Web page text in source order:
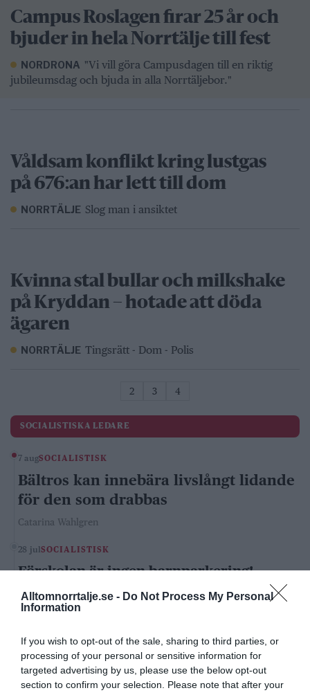
Alltomnorrtalje.se - Do Not Process My Personal
Information
If you wish to opt-out of the sale, sharing to third parties, or
processing of your personal or sensitive information for
targeted advertising by us, please use the below opt-out
section to confirm your selection. Please note that after your
Campus Roslagen firar 25 år och
bjuder in hela Norrtälje till fest
NORDRONA "Vi vill göra Campusdagen till en riktig
jubileumsdag och bjuda in alla Norrtäljebor."
Våldsam konflikt kring lustgas
på 676:an har lett till dom
NORRTÄLJE Slog man i ansiktet
Kvinna stal bullar och milkshake
på Kryddan – hotade att döda
ägaren
NORRTÄLJE Tingsrätt - Dom - Polis
2 3 4
SOCIALISTISKA LEDARE
7 augSOCIALISTISK
Bältros kan innebära livslångt lidande
för den som drabbas
Catarina Wahlgren
28 julSOCIALISTISK
Förskolan är ingen barnparkering!
Catarina Wahlgren
08:10KONSERVATIV
Miljöpartiets höjda drivmedelspriser